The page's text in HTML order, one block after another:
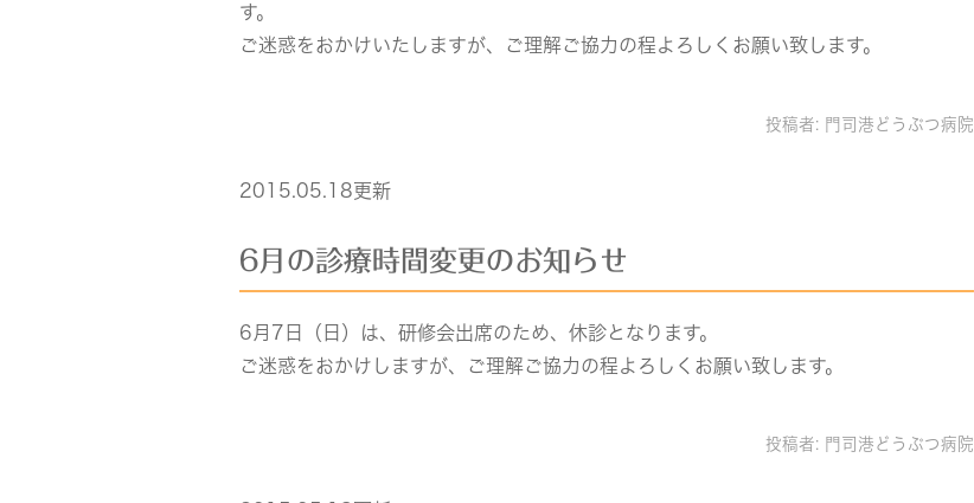
す。
ご迷惑をおかけいたしますが、ご理解ご協力の程よろしくお願い致します。
投稿者: 門司港どうぶつ病院
2015.05.18更新
6月の診療時間変更のお知らせ
6月7日（日）は、研修会出席のため、休診となります。
ご迷惑をおかけしますが、ご理解ご協力の程よろしくお願い致します。
投稿者: 門司港どうぶつ病院